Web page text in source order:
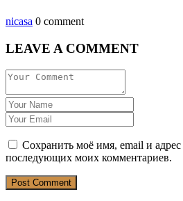
nicasa 0 comment
LEAVE A COMMENT
Сохранить моё имя, email и адрес
последующих моих комментариев.